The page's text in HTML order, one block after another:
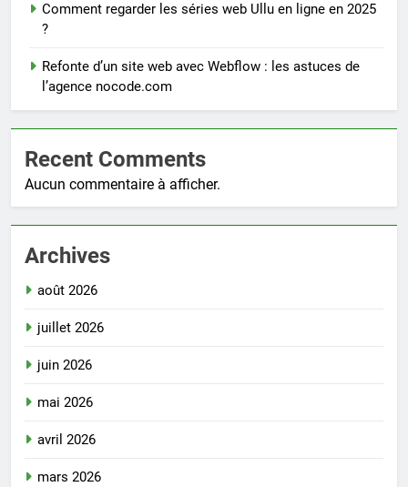
Comment regarder les séries web Ullu en ligne en 2025
?
Refonte d’un site web avec Webflow : les astuces de
l’agence nocode.com
Recent Comments
Aucun commentaire à afficher.
Archives
août 2026
juillet 2026
juin 2026
mai 2026
avril 2026
mars 2026